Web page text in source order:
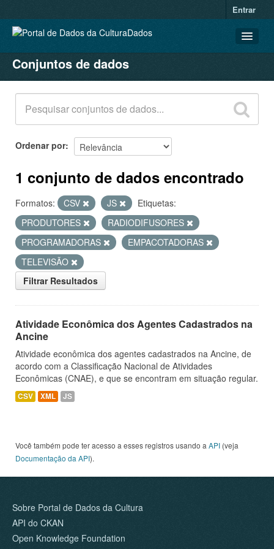
Entrar
CONJUNTOS DE DADOS
ORGANIZAÇÕES
GRUPOS
SOBRE
Conjuntos de dados
Ordenar por
1 conjunto de dados encontrado
Formatos: CSV JS
Etiquetas:
PRODUTORES
RADIODIFUSORES
PROGRAMADORAS
EMPACOTADORAS
TELEVISÃO
Filtrar Resultados
Atividade Econômica dos Agentes Cadastrados na
Ancine
Atividade econômica dos agentes cadastrados na Ancine, de
acordo com a Classificação Nacional de Atividades
Econômicas (CNAE), e que se encontram em situação regular.
CSV XML JS
Você também pode ter acesso a esses registros usando a API (veja
Documentação da API).
Sobre Portal de Dados da Cultura
API do CKAN
Open Knowledge Foundation